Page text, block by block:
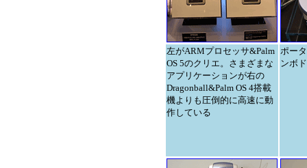
左がARMプロセッサ&Palm
OS 5のクリエ。さまざまな
アプリケーションが右の
Dragonball&Palm OS 4搭載
機よりも圧倒的に高速に動
作している
ポー
ンボ